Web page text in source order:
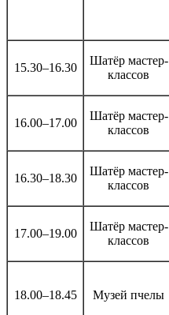
15.30–16.30
Шатёр мастер-
классов
16.00–17.00
Шатёр мастер-
классов
16.30–18.30
Шатёр мастер-
классов
17.00–19.00
Шатёр мастер-
классов
18.00–18.45 Музей пчелы